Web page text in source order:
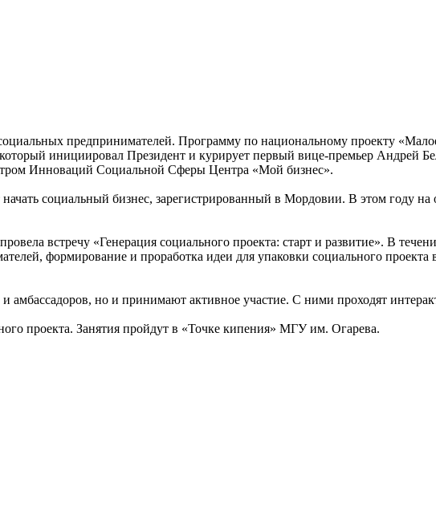
предпринимателей. Программу по национальному проекту
инициировал Президент и курирует первый вице-премьер Андрей
Инноваций Социальной Сферы Центра «Мой бизнес».
социальный бизнес, зарегистрированный в Мордовии. В этом году на
встречу «Генерация социального проекта: старт и развитие». В
формирование и проработка идеи для упаковки социального проекта
амбассадоров, но и принимают активное участие. С ними проходят
проекта. Занятия пройдут в «Точке кипения» МГУ им. Огарева.